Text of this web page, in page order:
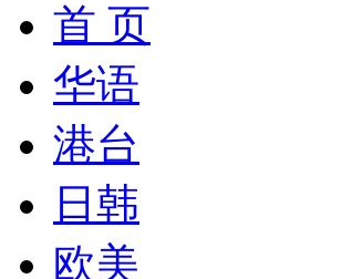
首 页
华语
港台
日韩
欧美